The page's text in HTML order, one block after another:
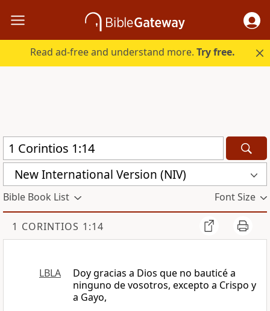
Read ad-free and understand more.Try free.
New International Version (NIV)
Bible Book List Font Size
1 CORINTIOS 1:14
LBLA
Doy gracias a Dios que no bauticé a
ninguno de vosotros, excepto a Crispo y
a Gayo,